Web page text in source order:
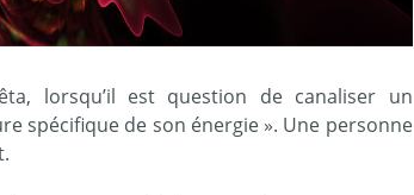
lorsqu’il est question de canaliser un
spécifique de son énergie ». Une personne